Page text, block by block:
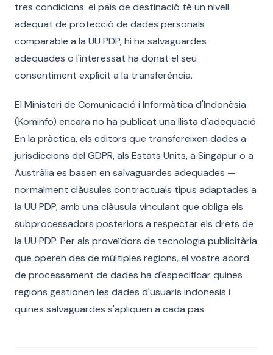
tres condicions: el país de destinació té un nivell
adequat de protecció de dades personals
comparable a la UU PDP, hi ha salvaguardes
adequades o l'interessat ha donat el seu
consentiment explícit a la transferència.
El Ministeri de Comunicació i Informàtica d'Indonèsia
(Kominfo) encara no ha publicat una llista d'adequació.
En la pràctica, els editors que transfereixen dades a
jurisdiccions del GDPR, als Estats Units, a Singapur o a
Austràlia es basen en salvaguardes adequades —
normalment clàusules contractuals tipus adaptades a
la UU PDP, amb una clàusula vinculant que obliga els
subprocessadors posteriors a respectar els drets de
la UU PDP. Per als proveïdors de tecnologia publicitària
que operen des de múltiples regions, el vostre acord
de processament de dades ha d'especificar quines
regions gestionen les dades d'usuaris indonesis i
quines salvaguardes s'apliquen a cada pas.